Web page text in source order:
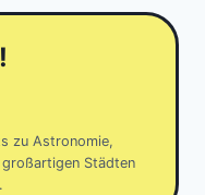
zu Astronomie,
Städten